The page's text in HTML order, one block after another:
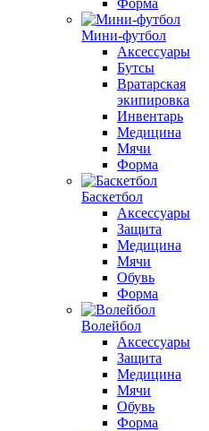
Форма
Мини-футбол
Аксессуары
Бутсы
Вратарская
экипировка
Инвентарь
Медицина
Мячи
Форма
Баскетбол
Аксессуары
Защита
Медицина
Мячи
Обувь
Форма
Волейбол
Аксессуары
Защита
Медицина
Мячи
Обувь
Форма